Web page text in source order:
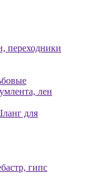
переходники
лен
для
гипс